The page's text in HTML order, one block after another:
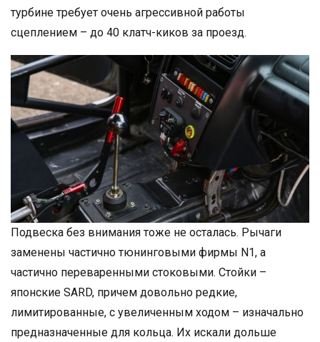
турбине требует очень агрессивной работы
сцеплением – до 40 клатч-киков за проезд.
Подвеска без внимания тоже не осталась. Рычаги
заменены частично тюнинговыми фирмы N1, а
частично переваренными стоковыми. Стойки –
японские SARD, причем довольно редкие,
лимитированные, с увеличенным ходом – изначально
предназначенные для кольца. Их искали дольше